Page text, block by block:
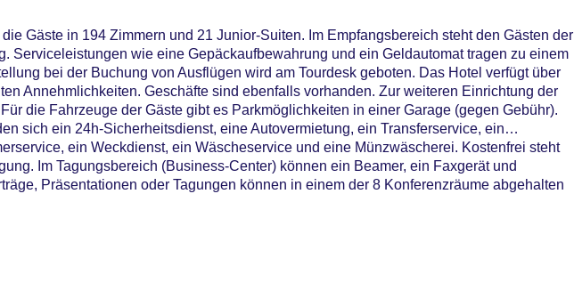
Gäste in 194 Zimmern und 21 Junior-Suiten. Im Empfangsbereich steht den Gästen der
Serviceleistungen wie eine Gepäckaufbewahrung und ein Geldautomat tragen zu einem
bei der Buchung von Ausflügen wird am Tourdesk geboten. Das Hotel verfügt über
Annehmlichkeiten. Geschäfte sind ebenfalls vorhanden. Zur weiteren Einrichtung der
die Fahrzeuge der Gäste gibt es Parkmöglichkeiten in einer Garage (gegen Gebühr).
sich ein 24h-Sicherheitsdienst, eine Autovermietung, ein Transferservice, ein
ein Weckdienst, ein Wäscheservice und eine Münzwäscherei. Kostenfrei steht
Im Tagungsbereich (Business-Center) können ein Beamer, ein Faxgerät und
Präsentationen oder Tagungen können in einem der 8 Konferenzräume abgehalten